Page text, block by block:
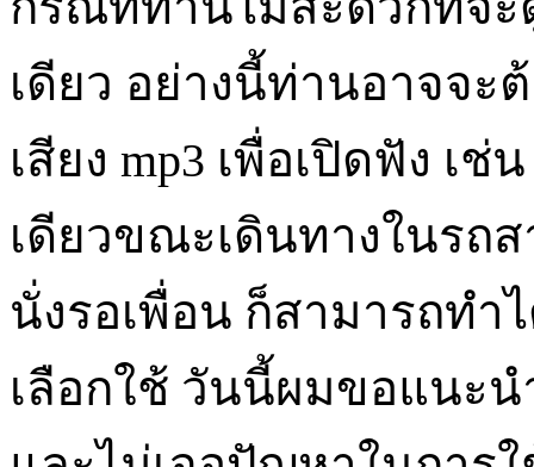
เดียว อย่างนี้ท่านอาจจะ
เสียง mp3 เพื่อเปิดฟัง เ
เดียวขณะเดินทางในรถ
นั่งรอเพื่อน ก็สามารถท
เลือกใช้ วันนี้ผมขอแนะ